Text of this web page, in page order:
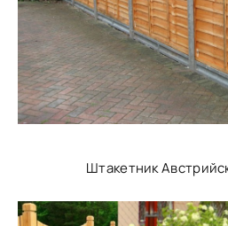
Штакетник